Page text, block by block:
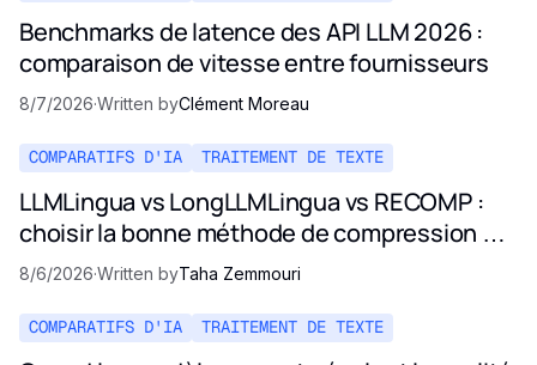
Benchmarks de latence des API LLM 2026 :
comparaison de vitesse entre fournisseurs
8/7/2026·Written byClément Moreau
COMPARATIFS D'IA TRAITEMENT DE TEXTE
LLMLingua vs LongLLMLingua vs RECOMP :
choisir la bonne méthode de compression de
prompt en 2026
8/6/2026·Written byTaha Zemmouri
COMPARATIFS D'IA TRAITEMENT DE TEXTE